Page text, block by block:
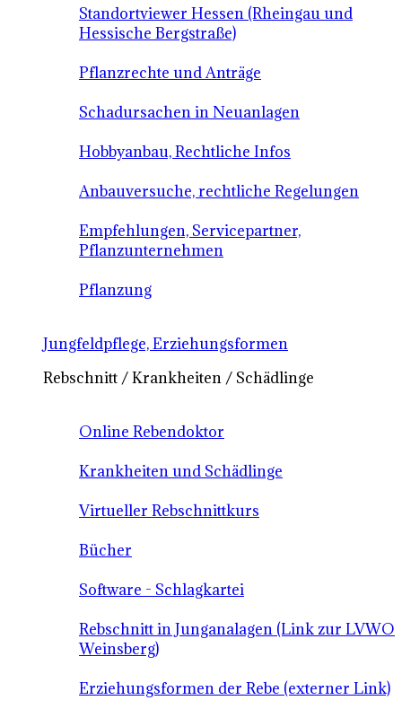
Standortviewer Hessen (Rheingau und
Hessische Bergstraße)
Pflanzrechte und Anträge
Schadursachen in Neuanlagen
Hobbyanbau, Rechtliche Infos
Anbauversuche, rechtliche Regelungen
Empfehlungen, Servicepartner,
Pflanzunternehmen
Pflanzung
Jungfeldpflege, Erziehungsformen
Rebschnitt / Krankheiten / Schädlinge
Online Rebendoktor
Krankheiten und Schädlinge
Virtueller Rebschnittkurs
Bücher
Software - Schlagkartei
Rebschnitt in Junganalagen (Link zur LVWO
Weinsberg)
Erziehungsformen der Rebe (externer Link)